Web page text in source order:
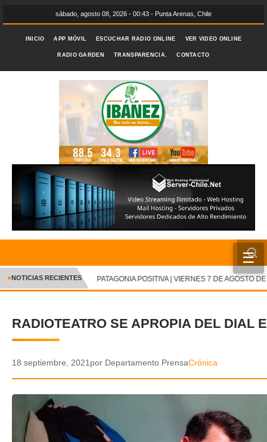
sábado, agosto 08, 2026 - 00:43 - Punta Arenas, Chile
INICIO APP MÓVIL ESCUCHAR RADIO ONLINE VER VIDEO ONLINE
RADIO GARDEN TRANSPARENCIA. CONTACTO
☰
INICIO
CRÓNICA
DEPORTES
POLICIAL
POLÍTICA
AUDIOS
✕
●NOTICIAS RECIENTES PATAGONIA POSITIVA | VIERNES 7 DE AGOSTO DE
RADIOTEATRO SE APROPIA DEL DIAL
18 septiembre, 2021por Departamento PrensaCrónica